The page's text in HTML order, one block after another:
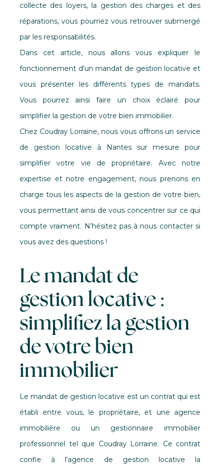
collecte des loyers, la gestion des charges et des
réparations, vous pourriez vous retrouver submergé
par les responsabilités.
Dans cet article, nous allons vous expliquer le
fonctionnement d'un mandat de gestion locative et
vous présenter les différents types de mandats.
Vous pourrez ainsi faire un choix éclairé pour
simplifier la gestion de votre bien immobilier.
Chez Coudray Lorraine, nous vous offrons un service
de gestion locative à Nantes sur mesure pour
simplifier votre vie de propriétaire. Avec notre
expertise et notre engagement, nous prenons en
charge tous les aspects de la gestion de votre bien,
vous permettant ainsi de vous concentrer sur ce qui
compte vraiment. N’hésitez pas à nous contacter si
vous avez des questions !
Le mandat de
gestion locative :
simplifiez la gestion
de votre bien
immobilier
Lemandat de gestion locative est un contrat qui est
établi entre vous, le propriétaire, et une agence
immobilière ou un gestionnaire immobilier
professionnel tel que Coudray Lorraine. Ce contrat
confie à l'agence de gestion locative la